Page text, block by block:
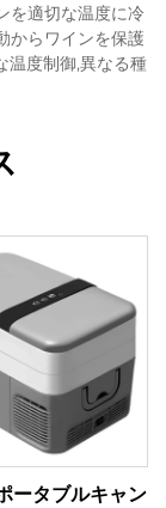
を適切な温度に冷
からワインを保護
温度制御,異なる種
ータブルキャン